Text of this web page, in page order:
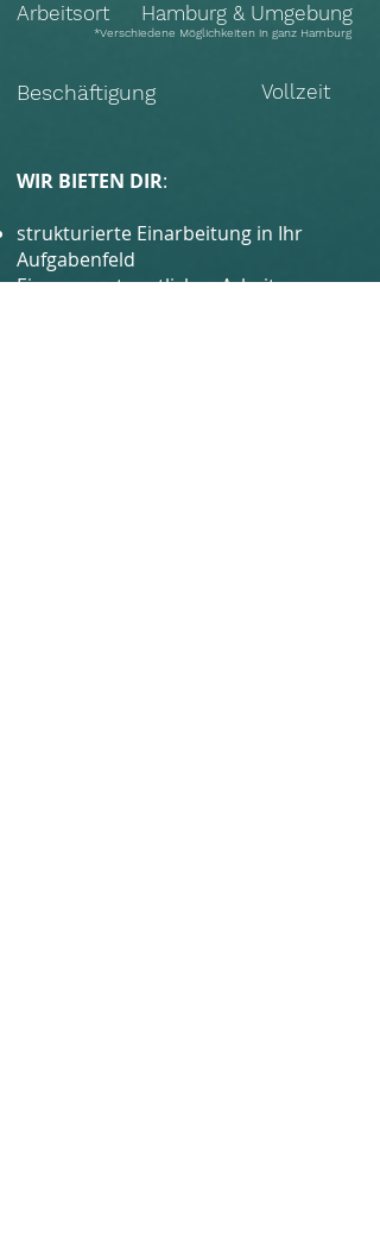
Arbeitsort Hamburg & Umgebung
*Verschiedene Möglichkeiten in ganz Hamburg
Beschäftigung Vollzeit
WIR BIETEN DIR:
strukturierte Einarbeitung in Ihr
Aufgabenfeld
Eigenverantwortliches Arbeiten